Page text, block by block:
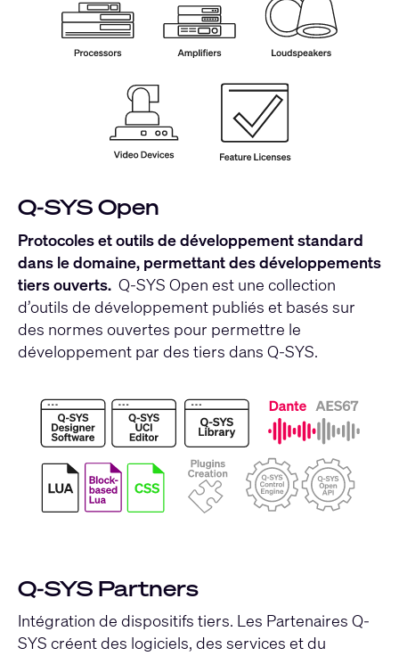
Q-SYS Open
Protocoles et outils de développement standard
dans le domaine, permettant des développements
tiers ouverts. Q-SYS Open est une collection
d’outils de développement publiés et basés sur
des normes ouvertes pour permettre le
développement par des tiers dans Q-SYS.
Q-SYS Partners
Intégration de dispositifs tiers. Les Partenaires Q-
SYS créent des logiciels, des services et du